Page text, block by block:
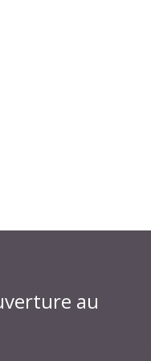
au